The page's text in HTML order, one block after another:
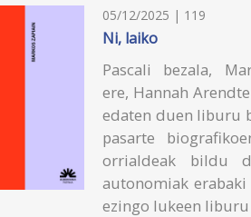
05/12/2025 | 119
Ni, laiko
Pascali bezala,
ere, Hannah
edaten duen liburu
pasarte
orrialdeak bildu
autonomiak
ezingo lukeen liburu